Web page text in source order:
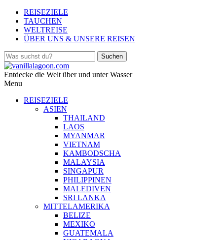
REISEZIELE
TAUCHEN
WELTREISE
ÜBER UNS & UNSERE REISEN
Entdecke die Welt über und unter Wasser
Menu
REISEZIELE
ASIEN
THAILAND
LAOS
MYANMAR
VIETNAM
KAMBODSCHA
MALAYSIA
SINGAPUR
PHILIPPINEN
MALEDIVEN
SRI LANKA
MITTELAMERIKA
BELIZE
MEXIKO
GUATEMALA